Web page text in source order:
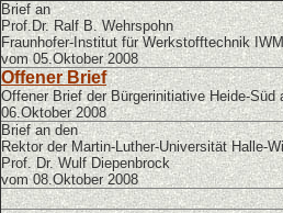
Brief an
Prof.Dr. Ralf B. Wehrspohn
Fraunhofer-Institut für Werkstofftechnik IWM
vom 05.Oktober 2008
Offener Brief
Offener Brief der Bürgerinitiative Heide-
06.Oktober 2008
Brief an den
Rektor der Martin-Luther-Universität Halle-
Prof. Dr. Wulf Diepenbrock
vom 08.Oktober 2008